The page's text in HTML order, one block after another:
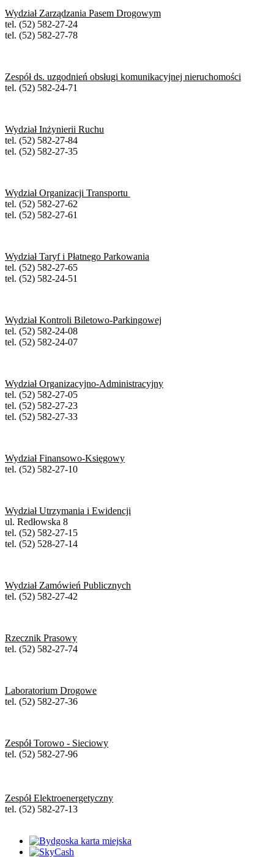
Wydział Zarządzania Pasem Drogowym
tel. (52) 582-27-24
tel. (52) 582-27-78
Zespół ds. uzgodnień obsługi komunikacyjnej nieruchomości
tel. (52) 582-24-71
Wydział Inżynierii Ruchu
tel. (52) 582-27-84
tel. (52) 582-27-35
Wydział Organizacji Transportu
tel. (52) 582-27-62
tel. (52) 582-27-61
Wydział Taryf i Płatnego Parkowania
tel. (52) 582-27-65
tel. (52) 582-24-51
Wydział Kontroli Biletowo-Parkingowej
tel. (52) 582-24-08
tel. (52) 582-24-07
Wydział Organizacyjno-Administracyjny
tel. (52) 582-27-05
tel. (52) 582-27-23
tel. (52) 582-27-33
Wydział Finansowo-Księgowy
tel. (52) 582-27-10
Wydział Utrzymania i Ewidencji
ul. Redłowska 8
tel. (52) 582-27-15
tel. (52) 528-27-14
Wydział Zamówień Publicznych
tel. (52) 582-27-42
Rzecznik Prasowy
tel. (52) 582-27-74
Laboratorium Drogowe
tel. (52) 582-27-36
Zespół Torowo - Sieciowy
tel. (52) 582-27-96
Zespół Elektroenergetyczny
tel. (52) 582-27-13